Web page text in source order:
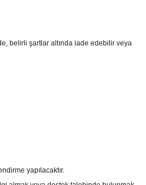
belirli şartlar altında iade edebilir veya
yapılacaktır.